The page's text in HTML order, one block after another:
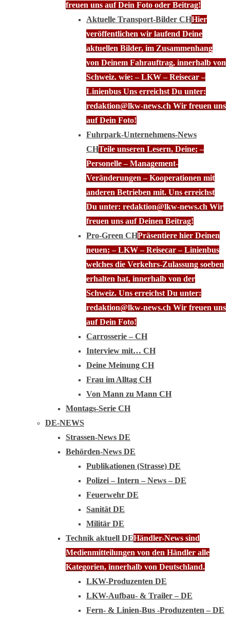
freuen uns auf Dein Foto oder Beitrag!
Aktuelle Transport-Bilder CHHier
veröffentlichen wir laufend Deine
aktuellen Bilder, im Zusammenhang
von Deinem Fahrauftrag, innerhalb von
Schweiz. wie: – LKW – Reisecar –
Linienbus Uns erreichst Du unter:
redaktion@lkw-news.ch Wir freuen uns
auf Dein Foto!
Fuhrpark-Unternehmens-News
CHTeile unseren Lesern, Deine; –
Personelle – Management-
Veränderungen – Kooperationen mit
anderen Betrieben mit. Uns erreichst
Du unter: redaktion@lkw-news.ch Wir
freuen uns auf Deinen Beitrag!
Pro-Green CHPräsentiere hier Deinen
neuen; – LKW – Reisecar – Linienbus
welches die Verkehrs-Zulassung soeben
erhalten hat, innerhalb von der
Schweiz. Uns erreichst Du unter:
redaktion@lkw-news.ch Wir freuen uns
auf Dein Foto!
Carrosserie – CH
Interview mit… CH
Deine Meinung CH
Frau im Alltag CH
Von Mann zu Mann CH
Montags-Serie CH
DE-NEWS
Strassen-News DE
Behörden-News DE
Publikationen (Strasse) DE
Polizei – Intern – News – DE
Feuerwehr DE
Sanität DE
Militär DE
Technik aktuell DEHändler-News sind
Medienmitteilungen von den Händler alle
Kategorien, innerhalb von Deutschland.
LKW-Produzenten DE
LKW-Aufbau- & Trailer – DE
Fern- & Linien-Bus -Produzenten – DE